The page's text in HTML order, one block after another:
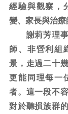
經驗與觀察，
變、家長與治
謝莉芳理事
師、非營利組
景，走過二十
更能同理每一
者。這一段不
對於聽損族群